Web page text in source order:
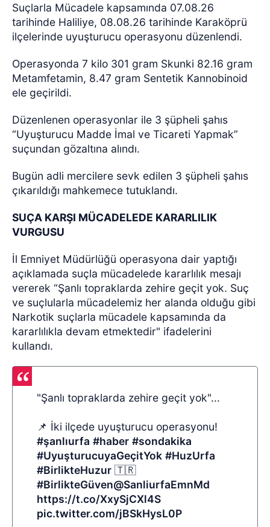
Suçlarla Mücadele kapsamında 07.08.26
tarihinde Haliliye, 08.08.26 tarihinde Karaköprü
ilçelerinde uyuşturucu operasyonu düzenlendi.
Operasyonda 7 kilo 301 gram Skunki 82.16 gram
Metamfetamin, 8.47 gram Sentetik Kannobinoid
ele geçirildi.
Düzenlenen operasyonlar ile 3 şüpheli şahıs
“Uyuşturucu Madde İmal ve Ticareti Yapmak”
suçundan gözaltına alındı.
Bugün adli mercilere sevk edilen 3 şüpheli şahıs
çıkarıldığı mahkemece tutuklandı.
SUÇA KARŞI MÜCADELEDE KARARLILIK
VURGUSU
İl Emniyet Müdürlüğü operasyona dair yaptığı
açıklamada suçla mücadelede kararlılık mesajı
vererek “Şanlı topraklarda zehire geçit yok. Suç
ve suçlularla mücadelemiz her alanda olduğu gibi
Narkotik suçlarla mücadele kapsamında da
kararlılıkla devam etmektedir" ifadelerini
kullandı.
"Şanlı topraklarda zehire geçit yok"...
📌 İki ilçede uyuşturucu operasyonu!
#şanlıurfa #haber #sondakika
#UyuşturucuyaGeçitYok #HuzUrfa
#BirlikteHuzur 🇹🇷
#BirlikteGüven@SanliurfaEmnMd
https://t.co/XxySjCXl4S
pic.twitter.com/jBSkHysL0P